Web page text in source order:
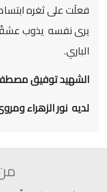
فعلَت على ثغره
يرى نفسه يذوب
الباري.
الشهيد توفيق مصطفى
لديه نور الزهراء